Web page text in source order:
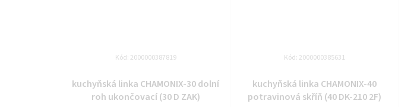
kuchyňská linka CHAMONIX-30 dolní
roh ukončovací (30 D ZAK)
Kód: 2000000387819
kuchyňská linka CHAMONIX-40
potravinová skříň (40 DK-210 2F)
Kód: 2000000385631